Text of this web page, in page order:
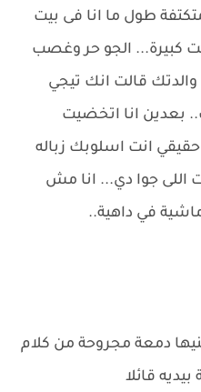
طول ما انا فى بيت
كبيرة... الجو حر وغصب
قالت انك تيجي
بعدين انا اتخضيت
انت اسلوبك زباله
اللى جوا دي... انا مش
في داهية..
دمعة مجروحة من كلام
قائلا